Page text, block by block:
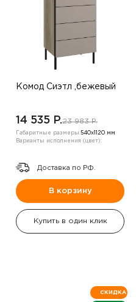
Комод Сиэтл ,бежевый
14 535 P.23 983 P.
Габаритные размеры:540х1120 мм
Варианты исполнения (цвет):
Доставка по РФ.
В корзину
Купить в один клик
СКИДКА